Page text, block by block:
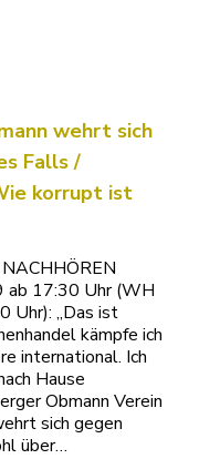
wehrt sich
Falls /
korrupt ist
ab 17:30 Uhr (WH
Uhr): „Das ist
kämpfe ich
international. Ich
Hause
Obmann Verein
sich gegen
über…